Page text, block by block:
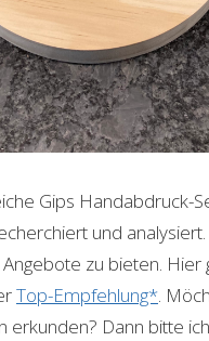
Gips Handabdruck-
und
zu bieten. Hier
Top-Empfehlung*.
erkunden? Dann bitte